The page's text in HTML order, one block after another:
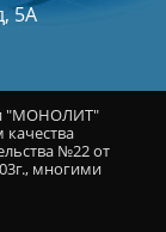
5А
"МОНОЛИТ"
№22 от
многими